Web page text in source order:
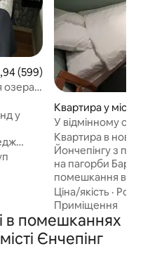
оцінка: 4,94 з 5,
(599)
озера
у
з
Квартира у місті
У відмінному
затишно.
Квартира в
Йончепінгу з
на пагорби
помешкання в
власним входом
реєстрацією.
віллі, – затишна
ліжка, одне
80 см. Кухня з холодильником,
Ціна/якість ·
Приміщення
в помешканнях
Єнчепінг